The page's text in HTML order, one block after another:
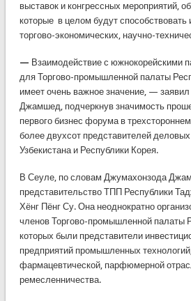
выставок и конгрессных мероприятий,
которые в целом будут способствовать
торгово-экономических, научно-
— Взаимодействие с южнокорейскими
для Торгово-промышленной палаты
имеет очень важное значение, —
Джамшед, подчеркнув значимость
первого бизнес форума в
более двухсот представителей
Узбекистана и Республики Корея.
В Сеуле, по словам Джумахонзода
представительство ТПП Республики
Хёнг Пёнг Су. Она неоднократно
членов Торгово-промышленной палаты
которых были представители
предприятий промышленных
фармацевтической, парфюмерной
ремесленничества.